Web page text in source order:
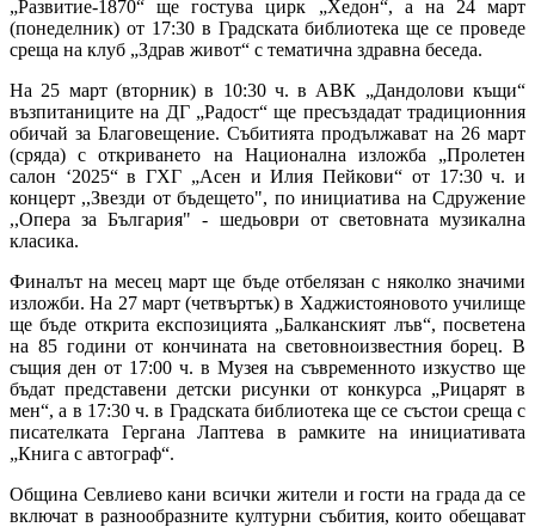
„Развитие-1870“ ще гостува цирк „Хедон“, а на 24 март
(понеделник) от 17:30 в Градската библиотека ще се проведе
среща на клуб „Здрав живот“ с тематична здравна беседа.
На 25 март (вторник) в 10:30 ч. в АВК „Дандолови къщи“
възпитаниците на ДГ „Радост“ ще пресъздадат традиционния
обичай за Благовещение. Събитията продължават на 26 март
(сряда) с откриването на Национална изложба „Пролетен
салон ‘2025“ в ГХГ „Асен и Илия Пейкови“ от 17:30 ч. и
концерт ,,Звезди от бъдещето", по инициатива на Сдружение
,,Опера за България" - шедьоври от световната музикална
класика.
Финалът на месец март ще бъде отбелязан с няколко значими
изложби. На 27 март (четвъртък) в Хаджистояновото училище
ще бъде открита експозицията „Балканският лъв“, посветена
на 85 години от кончината на световноизвестния борец. В
същия ден от 17:00 ч. в Музея на съвременното изкуство ще
бъдат представени детски рисунки от конкурса „Рицарят в
мен“, а в 17:30 ч. в Градската библиотека ще се състои среща с
писателката Гергана Лаптева в рамките на инициативата
„Книга с автограф“.
Община Севлиево кани всички жители и гости на града да се
включат в разнообразните културни събития, които обещават